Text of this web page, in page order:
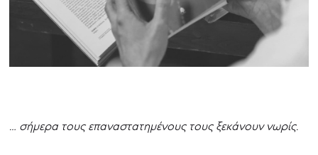
… σήμερα τους επαναστατημένους τους ξεκάνουν νωρίς.